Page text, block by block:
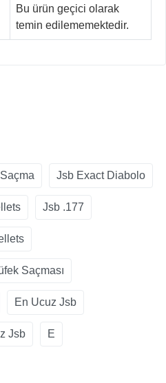
Bu ürün geçici olarak
temin edilememektedir.
Jsb Exact Diabolo
Jsb .177
Saçması
En Ucuz Jsb
Jsb E